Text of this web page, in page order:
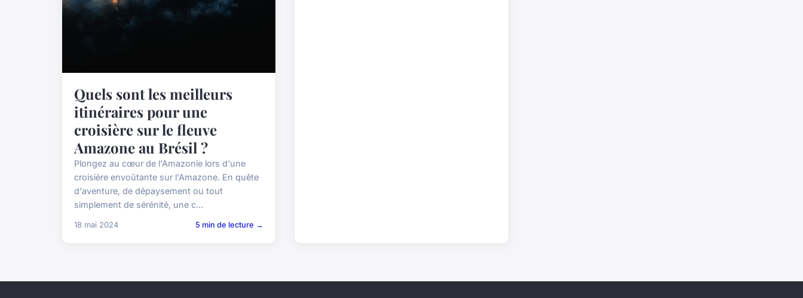
Quels sont les meilleurs
itinéraires pour une
croisière sur le fleuve
Amazone au Brésil ?
Plongez au cœur de l'Amazonie lors d'une
croisière envoûtante sur l'Amazone. En quête
d'aventure, de dépaysement ou tout
simplement de sérénité, une c...
18 mai 2024 5 min de lecture →